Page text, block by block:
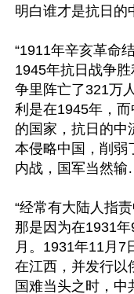
明白谁才是抗日的
“1911年辛亥革命
1945年抗日战争
争里阵亡了321万
利是在1945年，
的国家，抗日的中
本侵略中国，削弱
内战，国军当然
“经常有大陆人指
那是因为在1931
月。1931年11月7
在江西，并发行以
国难当头之时，